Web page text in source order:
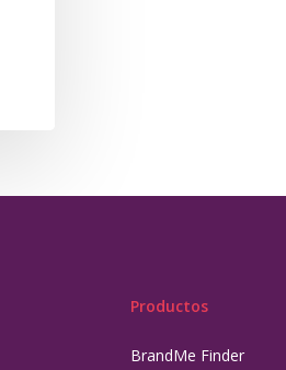
Productos
BrandMe Finder